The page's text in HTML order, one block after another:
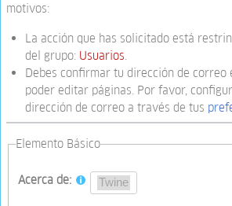
motivos:
La acción que has solicitado está
del grupo: Usuarios
Debes confirmar tu dirección de correo
poder editar páginas. Por favor,
dirección de correo a través de tus
Elemento Básico
Acerca de: